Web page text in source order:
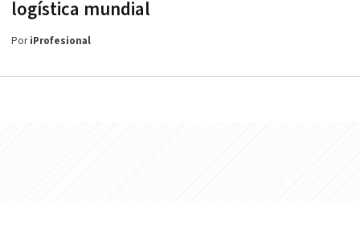
logística mundial
PoriProfesional